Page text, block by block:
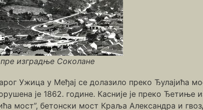
изградње Соколане
Ужица у Међај се долазило преко Ђулајића
је 1862. године. Касније је преко
мост”, бетонски мост Краља Александра и